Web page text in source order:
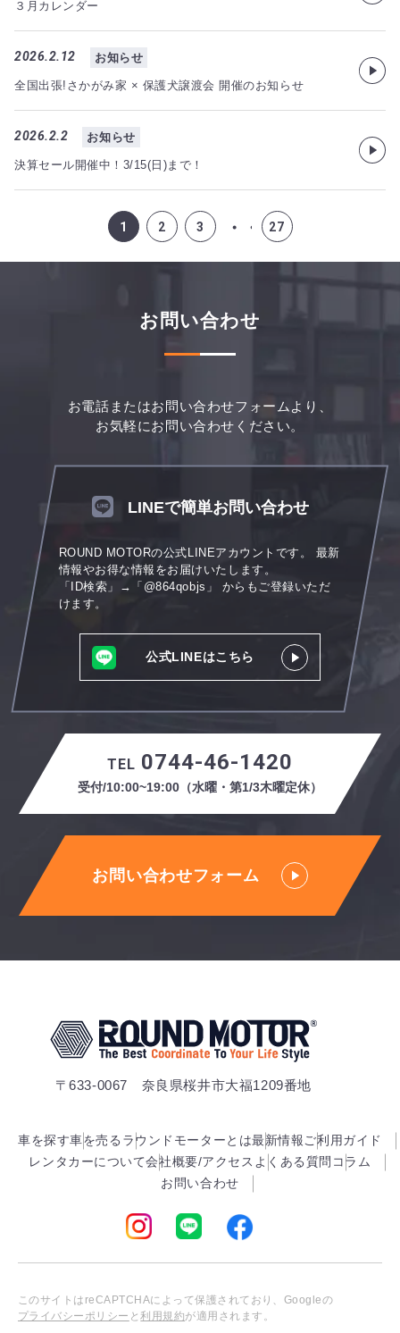
３月カレンダー
2026.2.12 お知らせ
全国出張!さかがみ家 × 保護犬譲渡会 開催のお知らせ
2026.2.2 お知らせ
決算セール開催中！3/15(日)まで！
1 2 3 … 27
お問い合わせ
お電話またはお問い合わせフォームより、
お気軽にお問い合わせください。
LINEで簡単お問い合わせ
ROUND MOTORの公式LINEアカウントです。
最新
情報やお得な情報をお届けいたします。
「ID検索」→「@864qobjs」
からもご登録いただ
けます。
公式LINEはこちら
TEL 0744-46-1420
受付/10:00~19:00（水曜・第1/3木曜定休）
お問い合わせフォーム
〒633-0067 奈良県桜井市大福1209番地
車を探す車を売る ラウンドモーターとは最新情報ご利用ガイド
レンタカーについて会社概要/アクセス よくある質問 コラム
お問い合わせ
このサイトはreCAPTCHAによって保護されており、Googleの
プライバシーポリシー と利用規約が適用されます。